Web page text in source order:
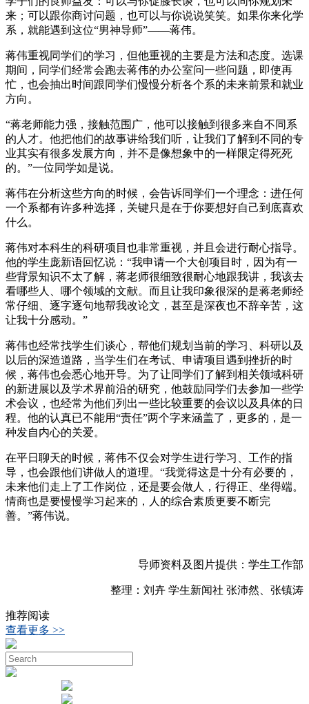
来；可以跟你商讨问题，也可以与你说说笑笑。如果你来化学
系，就能遇到这位“男神导师”——蒋伟。
蒋伟重视同学们的学习，但他重视的主要是方法和态度。选课
期间，同学们经常会跑去蒋伟的办公室问一些问题，即使再
忙，也会抽出时间跟同学们慢慢分析各个系的未来前景和就业
方向。
“蒋老师能力强，接触范围广，他可以接触到很多来自不同系
的人才。他把他们的故事讲给我们听，让我们了解到不同的专
业其实有很多发展方向，并不是像想象中的一样限定得死死
的。”一位同学如是说。
蒋伟在分析这些方向的时候，会告诉同学们一个理念：进任何
一个系都有许多种选择，关键只是在于你要想好自己到底喜欢
什么。
蒋伟对本科生的科研项目也非常重视，并且会进行耐心指导。
他的学生庞新语回忆说：“我申请一个大创项目时，因为有一
些背景知识不太了解，蒋老师很细致很耐心地跟我讲，我该去
看哪些人、哪个领域的文献。而且让我印象很深的是蒋老师经
常仔细、逐字逐句地帮我改论文，甚至是深夜也不辞辛苦，这
让我十分感动。”
蒋伟也经常找学生们谈心，帮他们规划当前的学习、科研以及
以后的深造道路，当学生们在考试、申请项目遇到挫折的时
候，蒋伟也会悉心地开导。为了让同学们了解到相关领域科研
的新进展以及学术界前沿的研究，他鼓励同学们去参加一些学
术会议，也经常为他们列出一些比较重要的会议以及具体的日
程。他的认真已不能用“责任”两个字来涵盖了，更多的，是一
种发自内心的关爱。
在平日聊天的时候，蒋伟不仅会对学生进行学习、工作的指
导，也会跟他们讲做人的道理。“我觉得这是十分有必要的，
未来他们走上了工作岗位，还是要会做人，行得正、坐得端。
情商也是要慢慢学习起来的，人的综合素质更要不断完
善。”蒋伟说。
导师资料及图片提供：学生工作部
整理：刘卉 学生新闻社 张沛然、张镇涛
推荐阅读
查看更多 >>